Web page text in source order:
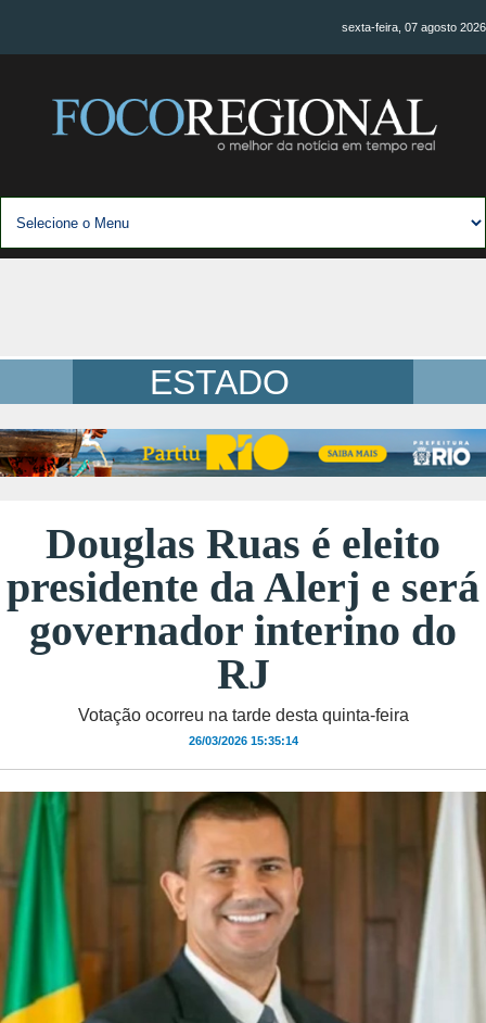
sexta-feira, 07 agosto 2026
ESTADO
Douglas Ruas é eleito
presidente da Alerj e será
governador interino do
RJ
Votação ocorreu na tarde desta quinta-feira
26/03/2026 15:35:14